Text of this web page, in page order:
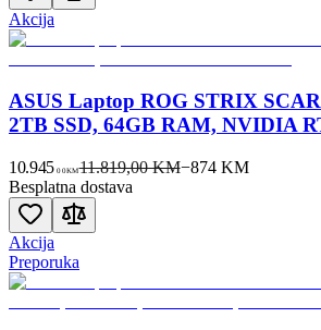
Akcija
ASUS Laptop ROG STRIX
2TB SSD, 64GB RAM, NVIDIA
10.945 00KM11.819,00 KM−874KM
Besplatna dostava
Akcija
Preporuka